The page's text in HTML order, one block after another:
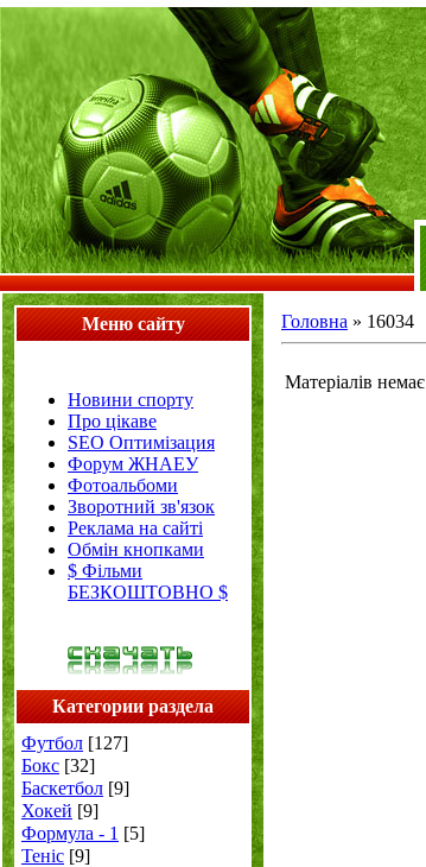
Меню сайту
Новини спорту
Про цікаве
SEO Оптимізация
Форум ЖНАЕУ
Фотоальбоми
Зворотний зв'язок
Реклама на сайті
Обмін кнопками
$ Фільми
БЕЗКОШТОВНО $
Категории раздела
Футбол [127]
Бокс [32]
Баскетбол [9]
Хокей [9]
Формула - 1 [5]
Теніс [9]
Головна » 16034
Матеріалів немає